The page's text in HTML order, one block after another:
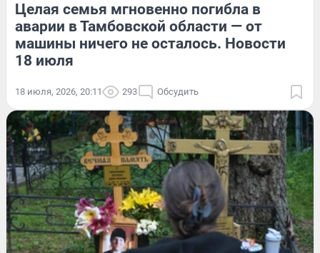
Целая семья мгновенно погибла в
аварии в Тамбовской области — от
машины ничего не осталось. Новости
18 июля
18 июля, 2026, 20:11 293 Обсудить